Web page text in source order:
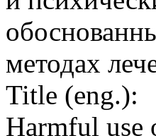
методах
Title (eng.):
Harmful use